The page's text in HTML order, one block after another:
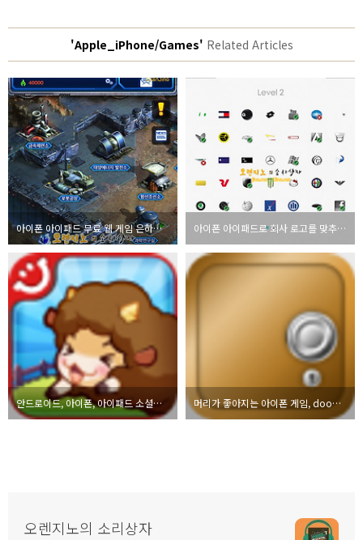
'Apple_iPhone/Games' Related Articles
아이폰 아이패드 무료 웹 게임 은하제국 Galaxy Empire 리뷰 아이폰 아이패드로 회사 로고를 맞추는 게임 Logos Quiz Game
안드로이드, 아이폰, 아이패드 소셜게임 타이니팜 리뷰 머리가 좋아지는 아이폰 게임, dooors 리뷰
오렌지노의 소리상자